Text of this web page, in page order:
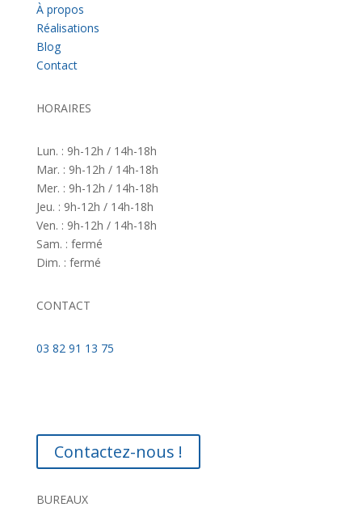
À propos
Réalisations
Blog
Contact
HORAIRES
Lun. : 9h-12h / 14h-18h
Mar. : 9h-12h / 14h-18h
Mer. : 9h-12h / 14h-18h
Jeu. : 9h-12h / 14h-18h
Ven. : 9h-12h / 14h-18h
Sam. : fermé
Dim. : fermé
CONTACT
03 82 91 13 75
Contactez-nous !
BUREAUX